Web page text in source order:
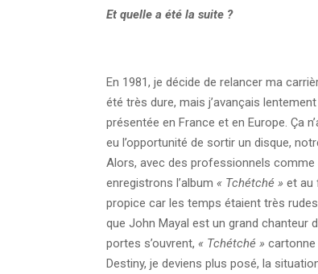
Et quelle a été la suite ?
En 1981, je décide de relancer ma
été très dure, mais j’avançais
présentée en France et en Europe. Ça
eu l’opportunité de sortir un disque,
Alors, avec des professionnels comme
enregistrons l’album « Tchétché » et au
propice car les temps étaient très
que John Mayal est un grand chanteur
portes s’ouvrent, « Tchétché » cartonne
Destiny, je deviens plus posé, la